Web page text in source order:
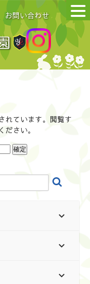
お問い合わせ
れています。閲覧す
さい。